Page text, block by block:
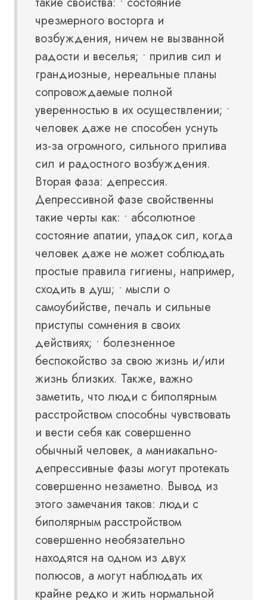
чрезмерного восторга и
возбуждения, ничем не вызванной
радости и веселья; • прилив сил и
грандиозные, нереальные планы
сопровождаемые полной
уверенностью в их осуществлении; •
человек даже не способен уснуть
из-за огромного, сильного прилива
сил и радостного возбуждения.
Вторая фаза: депрессия.
Депрессивной фазе свойственны
такие черты как: • абсолютное
состояние апатии, упадок сил, когда
человек даже не может соблюдать
простые правила гигиены, например,
сходить в душ; • мысли о
самоубийстве, печаль и сильные
приступы сомнения в своих
действиях; • болезненное
беспокойство за свою жизнь и/или
жизнь близких. Также, важно
заметить, что люди с биполярным
расстройством способны чувствовать
и вести себя как совершенно
обычный человек, а маниакально-
депрессивные фазы могут протекать
совершенно незаметно. Вывод из
этого замечания таков: люди с
биполярным расстройством
совершенно необязательно
находятся на одном из двух
полюсов, а могут наблюдать их
крайне редко и жить нормальной